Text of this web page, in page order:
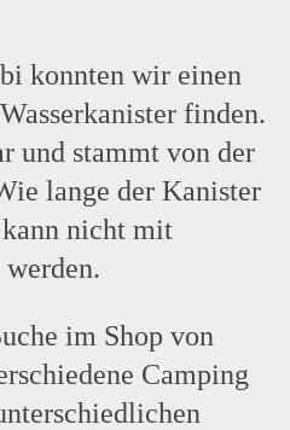
konnten wir einen
finden.
und stammt von der
lange der Kanister
nicht mit
im Shop von
Camping